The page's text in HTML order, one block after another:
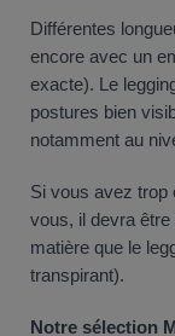
Différentes
encore avec un
exacte). Le
postures bien
notamment au
Si vous avez trop
vous, il devra
matière que le
transpirant).
Notre sélection